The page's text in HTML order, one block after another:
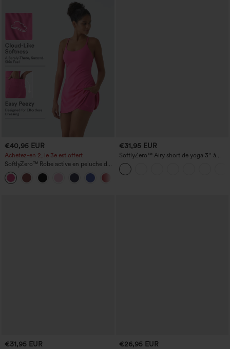
€40,95 EUR
Achetez-en 2, le 3e est offert
SoftlyZero™ Robe active en peluche dos
nu — Édition Hyper Facile
€31,95 EUR
SoftlyZero™ Airy short de yoga 3'' à
taille haute, froncé, InstantCool, avec
poches
€31,95 EUR €26,95 EUR